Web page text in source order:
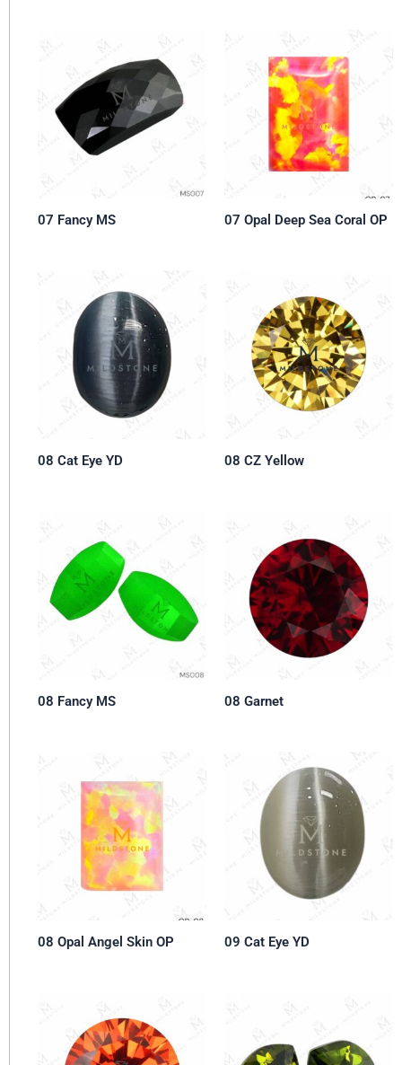
07 Fancy MS 07 Opal Deep Sea Coral OP
08 Cat Eye YD 08 CZ Yellow
08 Fancy MS 08 Garnet
08 Opal Angel Skin OP 09 Cat Eye YD